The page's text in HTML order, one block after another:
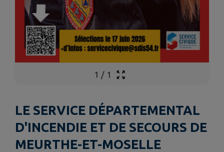
1 / 1
LE SERVICE DÉPARTEMENTAL
D'INCENDIE ET DE SECOURS DE
MEURTHE-ET-MOSELLE